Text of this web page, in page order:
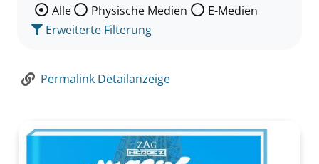
Wählen Sie die Medienart nach der Sie suchen wollen.
Alle Physische Medien
E-Medien
Erweiterte Filterung
Permalink Detailanzeige